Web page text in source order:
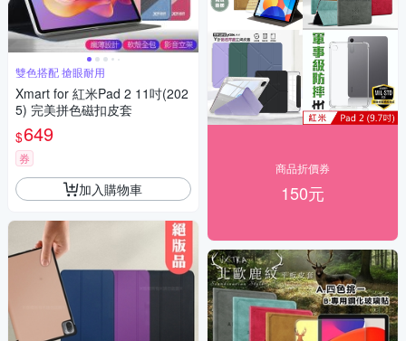
雙色搭配 搶眼耐用
Xmart for 紅米Pad 2 11吋(202
5) 完美拼色磁扣皮套
$649
券
加入購物車
商品折價券
150元